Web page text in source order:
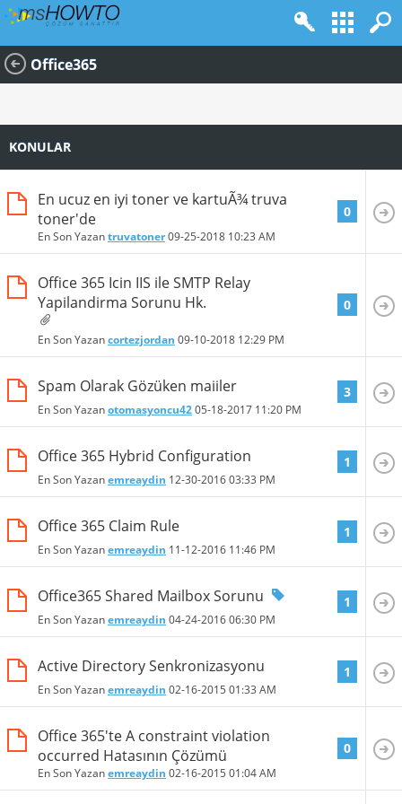
Office365
KONULAR
En ucuz en iyi toner ve kartuÃ¾ truva
toner'de
En Son Yazantruvatoner09-25-2018 10:23 AM
0
Office 365 Icin IIS ile SMTP Relay
Yapilandirma Sorunu Hk.
En Son Yazancortezjordan 09-10-2018 12:29 PM
0
Spam Olarak Gözüken maiiler
En Son Yazanotomasyoncu4205-18-2017 11:20 PM
3
Office 365 Hybrid Configuration
En Son Yazanemreaydin 12-30-201603:33 PM
1
Office 365 Claim Rule
En Son Yazanemreaydin 11-12-2016 11:46 PM
1
Office365 Shared Mailbox Sorunu
En Son Yazanemreaydin 04-24-201606:30 PM
1
Active Directory Senkronizasyonu
En Son Yazanemreaydin 02-16-2015 01:33 AM
1
Office 365'te A constraint violation
occurred Hatasının Çözümü
En Son Yazanemreaydin 02-16-2015 01:04 AM
0